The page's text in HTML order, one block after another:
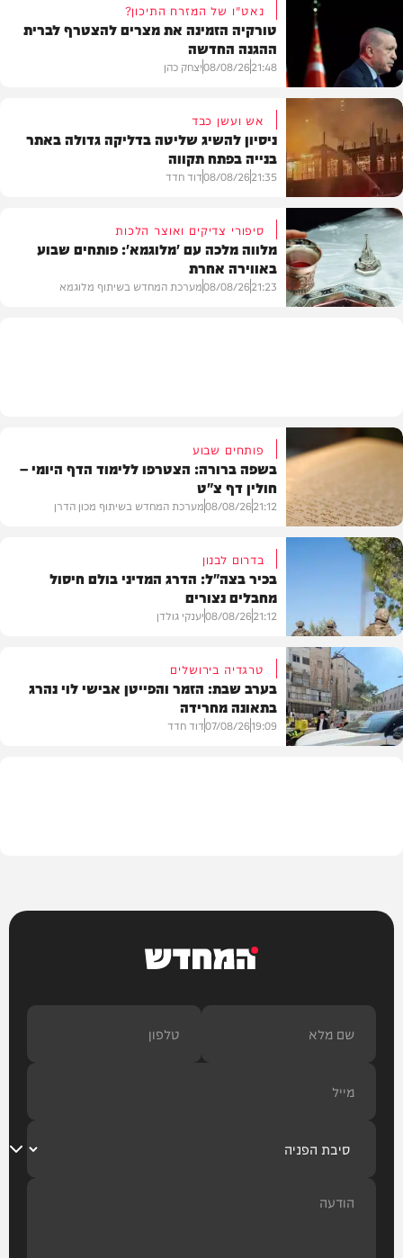
חדשות
נאט"ו של המזרח התיכון?
טורקיה הזמינה את מצרים להצטרף לברית
ההגנה החדשה
21:48
08/08/26יצחק כהן
חדשות
אש ועשן כבד
ניסיון להשיג שליטה בדליקה גדולה באתר
בנייה בפתח תקווה
21:35
08/08/26דוד חדד
סיפורי צדיקים ואוצר הלכות
מלווה מלכה עם 'מלוגמא': פותחים שבוע
באווירה אחרת
21:23
08/08/26מערכת המחדש בשיתוף מלוגמא
בית המדרש
פותחים שבוע
בשפה ברורה: הצטרפו ללימוד הדף היומי –
חולין דף צ"ט
21:12
08/08/26מערכת המחדש בשיתוף מכון הדרן
חדשות
בדרום לבנון
בכיר בצה"ל: הדרג המדיני בולם חיסול
מחבלים נצורים
21:12
08/08/26יענקי גולדן
טרגדיה בירושלים
בערב שבת: הזמר והפייטן אבישי לוי נהרג
בתאונה מחרידה
19:09
07/08/26דוד חדד
המחדש